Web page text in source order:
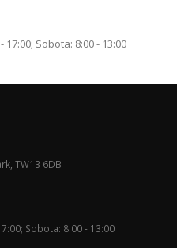
17:00; Sobota: 8:00 - 13:00
TW13 6DB
Sobota: 8:00 - 13:00